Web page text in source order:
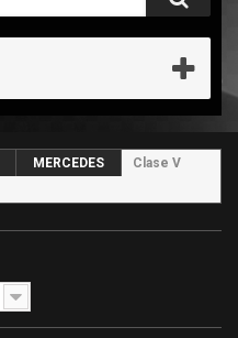
MERCEDES
Clase V